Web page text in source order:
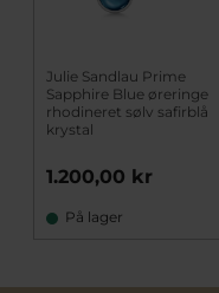
Julie Sandlau Prime
Sapphire Blue øreringe
rhodineret sølv safirblå
krystal
1.200,00 kr
På lager